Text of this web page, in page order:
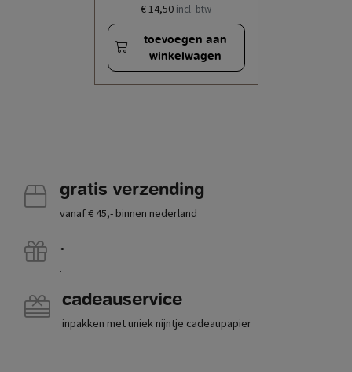
€ 14,50 incl. btw
toevoegen aan
winkelwagen
gratis verzending
vanaf € 45,- binnen nederland
.
.
cadeauservice
inpakken met uniek nijntje cadeaupapier